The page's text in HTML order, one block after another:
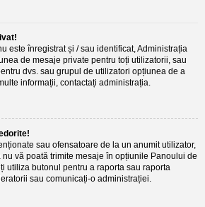
este înregistrat și / sau identificat, Administrația
de mesaje private pentru toți utilizatorii, sau
dvs. sau grupul de utilizatori opțiunea de a
informații, contactați administrația.
sau ofensatoare de la un anumit utilizator,
vă poată trimite mesaje în opțiunile Panoului de
utiliza butonul pentru a raporta sau raporta
sau comunicați-o administrației.